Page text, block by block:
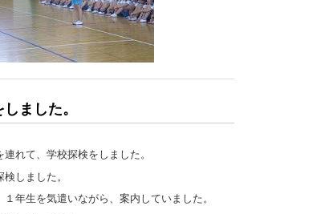
ました。
れて、学校探検をしました。
しました。
年生を気遣いながら、案内していました。